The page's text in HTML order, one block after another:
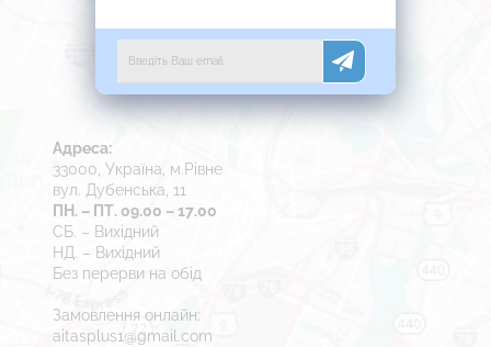
Адреса:
33000, Україна, м.Рівне
вул. Дубенська, 11
ПН. – ПТ. 09.00 – 17.00
СБ. – Вихідний
НД. – Вихідний
Без перерви на обід
Замовлення онлайн:
aitasplus1@gmail.com